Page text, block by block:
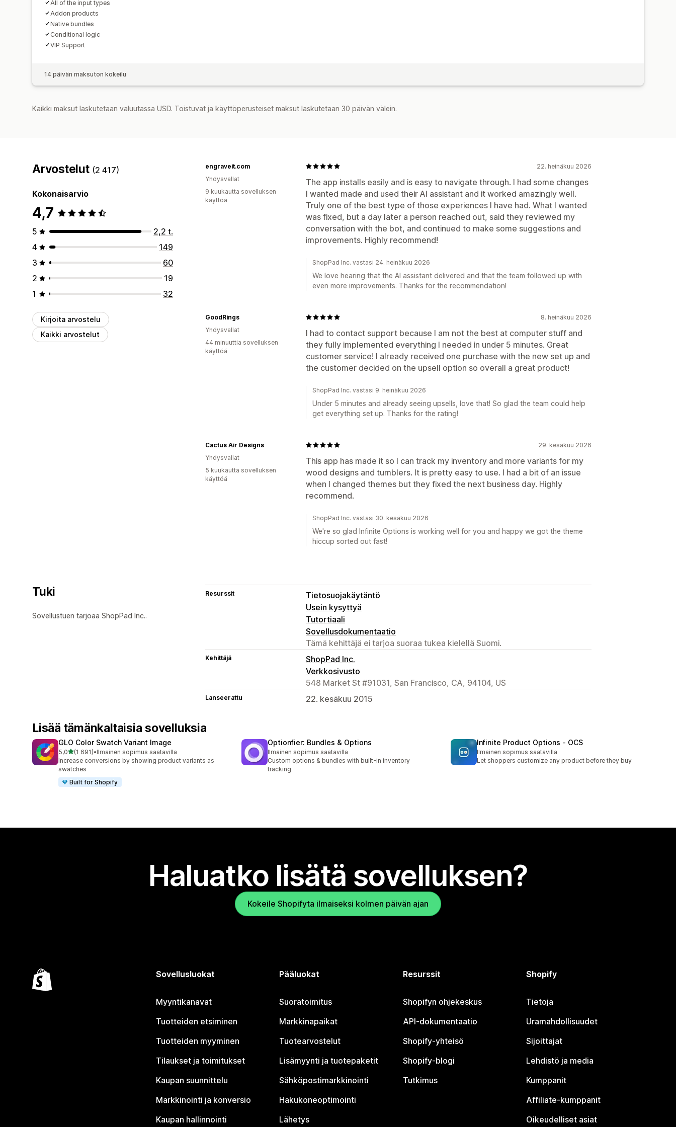
All of the input types
Addon products
Native bundles
Conditional logic
VIP Support
14 päivän maksuton kokeilu
Kaikki maksut laskutetaan valuutassa USD. Toistuvat ja käyttöperusteiset maksut laskutetaan 30 päivän välein.
Arvostelut (2 417)
Kokonaisarvio
4,7
5
2,2 t.
4
149
3
60
2
19
1
32
Kirjoita arvostelu
Kaikki arvostelut
22. heinäkuu 2026
The app installs easily and is easy to navigate through. I had some changes
I wanted made and used their AI assistant and it worked amazingly well.
Truly one of the best type of those experiences I have had. What I wanted
was fixed, but a day later a person reached out, said they reviewed my
conversation with the bot, and continued to make some suggestions and
improvements. Highly recommend!
engraveit.com
Yhdysvallat
9 kuukautta sovelluksen
käyttöä
ShopPad Inc. vastasi 24. heinäkuu 2026
We love hearing that the AI assistant delivered and that the team followed up with
even more improvements. Thanks for the recommendation!
8. heinäkuu 2026
I had to contact support because I am not the best at computer stuff and
they fully implemented everything I needed in under 5 minutes. Great
customer service! I already received one purchase with the new set up and
the customer decided on the upsell option so overall a great product!
GoodRings
Yhdysvallat
44 minuuttia sovelluksen
käyttöä
ShopPad Inc. vastasi 9. heinäkuu 2026
Under 5 minutes and already seeing upsells, love that! So glad the team could help
get everything set up. Thanks for the rating!
29. kesäkuu 2026
This app has made it so I can track my inventory and more variants for my
wood designs and tumblers. It is pretty easy to use. I had a bit of an issue
when I changed themes but they fixed the next business day. Highly
recommend.
Cactus Air Designs
Yhdysvallat
5 kuukautta sovelluksen
käyttöä
ShopPad Inc. vastasi 30. kesäkuu 2026
We're so glad Infinite Options is working well for you and happy we got the theme
hiccup sorted out fast!
Tuki
Sovellustuen tarjoaa ShopPad Inc..
Resurssit
Tietosuojakäytäntö
Usein kysyttyä
Tutortiaali
Sovellusdokumentaatio
Tämä kehittäjä ei tarjoa suoraa tukea kielellä Suomi.
Kehittäjä
ShopPad Inc.
Verkkosivusto
548 Market St #91031, San Francisco, CA, 94104, US
Lanseerattu 22. kesäkuu 2015
Lisää tämänkaltaisia sovelluksia
GLO Color Swatch Variant Image
5,0/ 5 tähteä
(1 691)
1691 arvostelua yhteensä
•Ilmainen sopimus saatavilla
Increase conversions by showing product variants as
swatches
Built for Shopify
Optionfier: Bundles & Options
Ilmainen sopimus saatavilla
Custom options & bundles with built-in inventory
tracking
Infinite Product Options ‑ OCS
Ilmainen sopimus saatavilla
Let shoppers customize any product before they buy
Haluatko lisätä sovelluksen?
Kokeile Shopifyta ilmaiseksi kolmen päivän ajan
Sovellusluokat
Myyntikanavat
Tuotteiden etsiminen
Tuotteiden myyminen
Tilaukset ja toimitukset
Kaupan suunnittelu
Markkinointi ja konversio
Kaupan hallinnointi
Pääluokat
Suoratoimitus
Markkinapaikat
Tuotearvostelut
Lisämyynti ja tuotepaketit
Sähköpostimarkkinointi
Hakukoneoptimointi
Lähetys
Resurssit
Shopifyn ohjekeskus
API-dokumentaatio
Shopify-yhteisö
Shopify-blogi
Tutkimus
Shopify
Tietoja
Uramahdollisuudet
Sijoittajat
Lehdistö ja media
Kumppanit
Affiliate-kumppanit
Oikeudelliset asiat